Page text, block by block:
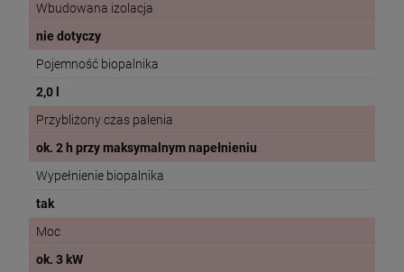
Wbudowana izolacja
nie dotyczy
Pojemność biopalnika
2,0 l
Przybliżony czas palenia
ok. 2 h przy maksymalnym napełnieniu
Wypełnienie biopalnika
tak
Moc
ok. 3 kW